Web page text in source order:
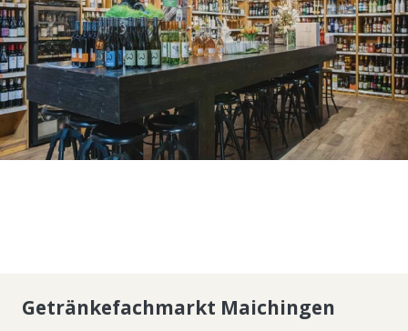
Getränkefachmarkt Maichingen